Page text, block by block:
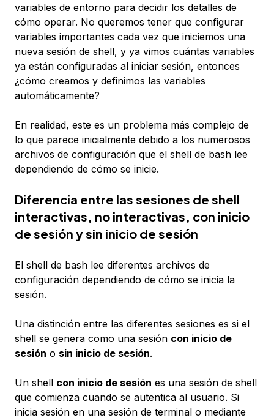
variables de entorno para decidir los detalles de
cómo operar. No queremos tener que configurar
variables importantes cada vez que iniciemos una
nueva sesión de shell, y ya vimos cuántas variables
ya están configuradas al iniciar sesión, entonces
¿cómo creamos y definimos las variables
automáticamente?
En realidad, este es un problema más complejo de
lo que parece inicialmente debido a los numerosos
archivos de configuración que el shell de bash lee
dependiendo de cómo se inicie.
Diferencia entre las sesiones de shell
interactivas, no interactivas, con inicio
de sesión y sin inicio de sesión
El shell de bash lee diferentes archivos de
configuración dependiendo de cómo se inicia la
sesión.
Una distinción entre las diferentes sesiones es si el
shell se genera como una sesión con inicio de
sesión o sin inicio de sesión.
Un shell con inicio de sesión es una sesión de shell
que comienza cuando se autentica al usuario. Si
inicia sesión en una sesión de terminal o mediante